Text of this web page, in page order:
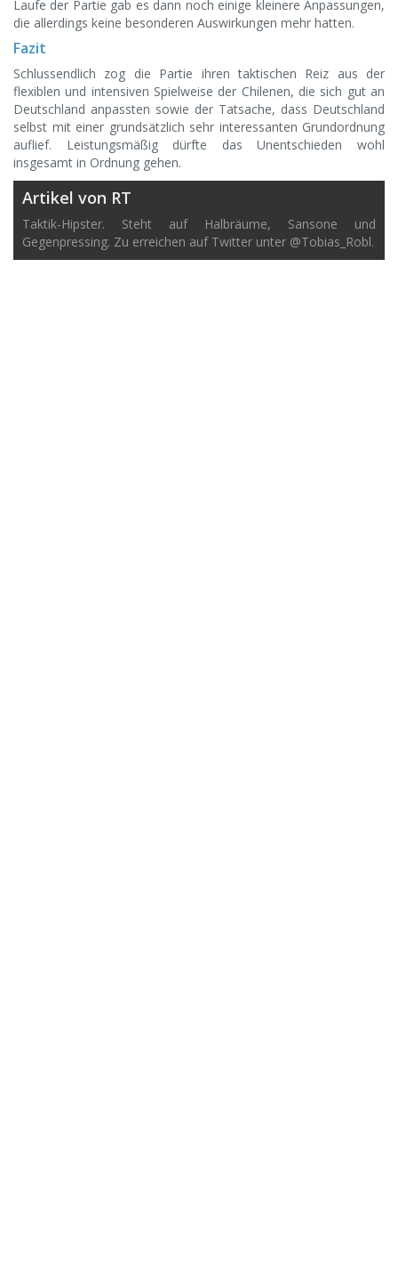
Laufe der Partie gab es dann noch einige kleinere Anpassungen,
die allerdings keine besonderen Auswirkungen mehr hatten.
Fazit
Schlussendlich zog die Partie ihren taktischen Reiz aus der
flexiblen und intensiven Spielweise der Chilenen, die sich gut an
Deutschland anpassten sowie der Tatsache, dass Deutschland
selbst mit einer grundsätzlich sehr interessanten Grundordnung
auflief. Leistungsmäßig dürfte das Unentschieden wohl
insgesamt in Ordnung gehen.
Artikel von RT
Taktik-Hipster. Steht auf Halbräume, Sansone und
Gegenpressing. Zu erreichen auf Twitter unter @Tobias_Robl.